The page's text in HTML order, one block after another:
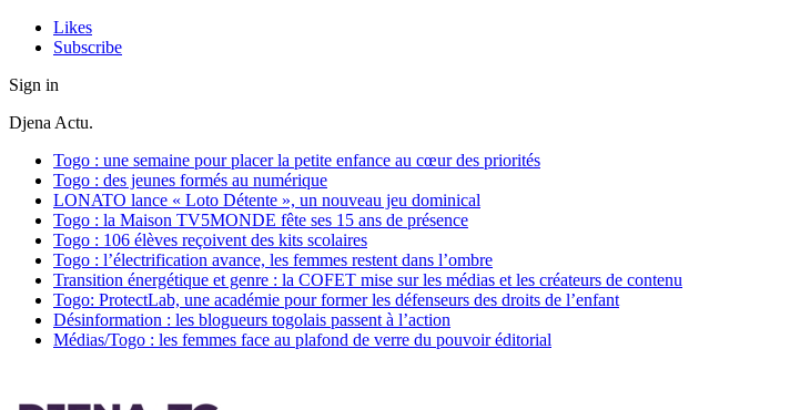
Likes
Subscribe
Sign in
Djena Actu.
Togo : une semaine pour placer la petite enfance au cœur des priorités
Togo : des jeunes formés au numérique
LONATO lance « Loto Détente », un nouveau jeu dominical
Togo : la Maison TV5MONDE fête ses 15 ans de présence
Togo : 106 élèves reçoivent des kits scolaires
Togo : l’électrification avance, les femmes restent dans l’ombre
Transition énergétique et genre : la COFET mise sur les médias et les créateurs de contenu
Togo: ProtectLab, une académie pour former les défenseurs des droits de l’enfant
Désinformation : les blogueurs togolais passent à l’action
Médias/Togo : les femmes face au plafond de verre du pouvoir éditorial